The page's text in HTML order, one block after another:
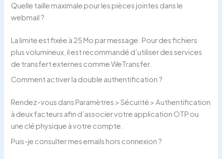
Quelle taille maximale pour les pièces jointes dans le
webmail ?
La limite est fixée à 25 Mo par message. Pour des fichiers
plus volumineux, il est recommandé d’utiliser des services
de transfert externes comme WeTransfer.
Comment activer la double authentification ?
Rendez-vous dans Paramètres > Sécurité > Authentification
à deux facteurs afin d’associer votre application OTP ou
une clé physique à votre compte.
Puis-je consulter mes emails hors connexion ?